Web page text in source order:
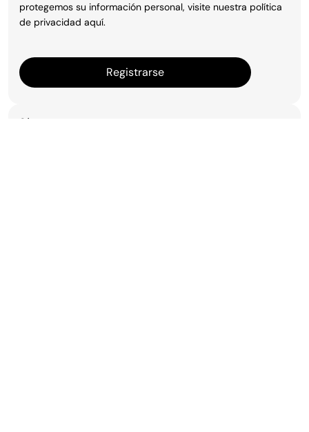
protegemos su información personal, visite nuestra política
de privacidad aquí.
Registrarse
Síguenos: